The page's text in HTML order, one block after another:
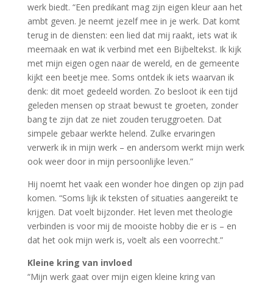
werk biedt. “Een predikant mag zijn eigen kleur aan het
ambt geven. Je neemt jezelf mee in je werk. Dat komt
terug in de diensten: een lied dat mij raakt, iets wat ik
meemaak en wat ik verbind met een Bijbeltekst. Ik kijk
met mijn eigen ogen naar de wereld, en de gemeente
kijkt een beetje mee. Soms ontdek ik iets waarvan ik
denk: dit moet gedeeld worden. Zo besloot ik een tijd
geleden mensen op straat bewust te groeten, zonder
bang te zijn dat ze niet zouden teruggroeten. Dat
simpele gebaar werkte helend. Zulke ervaringen
verwerk ik in mijn werk – en andersom werkt mijn werk
ook weer door in mijn persoonlijke leven.”
Hij noemt het vaak een wonder hoe dingen op zijn pad
komen. “Soms lijk ik teksten of situaties aangereikt te
krijgen. Dat voelt bijzonder. Het leven met theologie
verbinden is voor mij de mooiste hobby die er is – en
dat het ook mijn werk is, voelt als een voorrecht.”
Kleine kring van invloed
“Mijn werk gaat over mijn eigen kleine kring van